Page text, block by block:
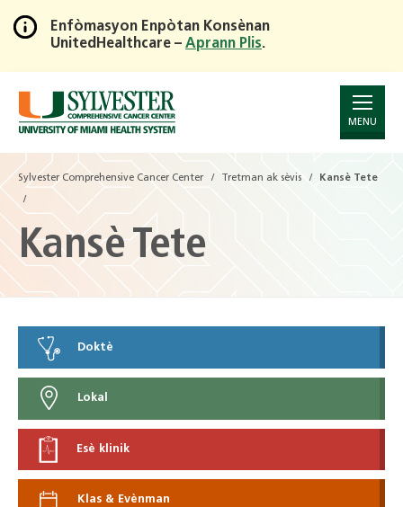
Skip
to
Main
Content
Enfòmasyon Enpòtan Konsènan
UnitedHealthcare – Aprann Plis.
MENU
Sylvester Comprehensive Cancer Center Tretman ak sèvis Kansè Tete
Kansè Tete
Doktè
Lokal
Esè klinik
Klas & Evènman